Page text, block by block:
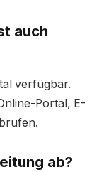
auch
verfügbar.
Portal, E-
ab?